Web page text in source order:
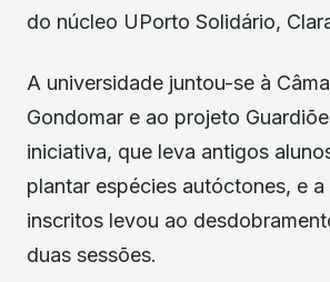
do núcleo UPorto Solidário,
A universidade juntou-se à
Gondomar e ao projeto
iniciativa, que leva antigos
plantar espécies autóctones, e
inscritos levou ao
duas sessões.